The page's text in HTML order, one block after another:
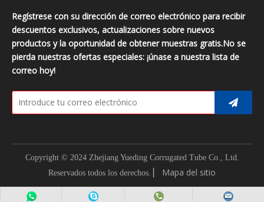
Regístrese con su dirección de correo electrónico para recibir
descuentos exclusivos, actualizaciones sobre nuevos
productos y la oportunidad de obtener muestras gratis.No se
pierda nuestras ofertas especiales: ¡únase a nuestra lista de
correo hoy!
Copyright © 2024 Zhejiang Yueding Corrugated Tube Co., Ltd.
Reservados todos los derechos.
Mapa del sitio